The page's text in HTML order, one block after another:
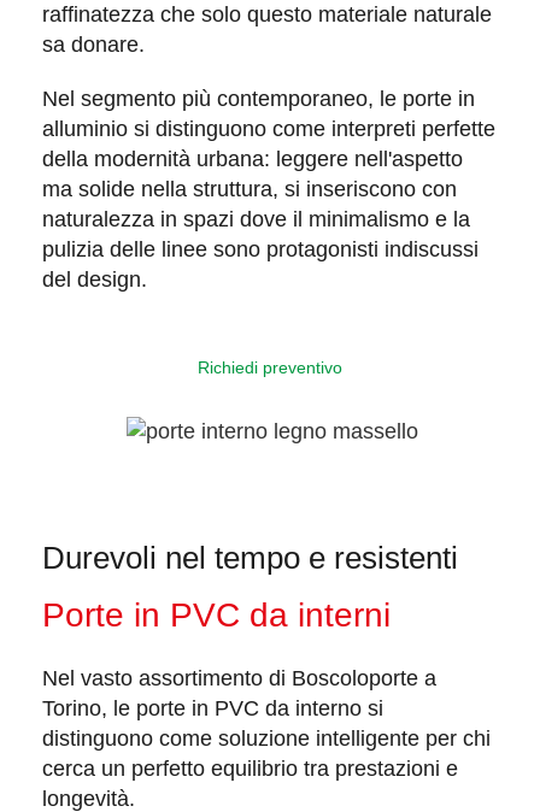
raffinatezza che solo questo materiale naturale
sa donare.
Nel segmento più contemporaneo, le porte in
alluminio si distinguono come interpreti perfette
della modernità urbana: leggere nell'aspetto
ma solide nella struttura, si inseriscono con
naturalezza in spazi dove il minimalismo e la
pulizia delle linee sono protagonisti indiscussi
del design.
Richiedi preventivo
Durevoli nel tempo e resistenti
Porte in PVC da interni
Nel vasto assortimento di Boscoloporte a
Torino, le porte in PVC da interno si
distinguono come soluzione intelligente per chi
cerca un perfetto equilibrio tra prestazioni e
longevità.